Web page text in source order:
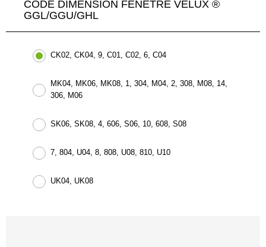
CODE DIMENSION FENÊTRE VELUX ®
GGL/GGU/GHL
CK02, CK04, 9, C01, C02, 6, C04
MK04, MK06, MK08, 1, 304, M04, 2, 308, M08, 14,
306, M06
SK06, SK08, 4, 606, S06, 10, 608, S08
7, 804, U04, 8, 808, U08, 810, U10
UK04, UK08